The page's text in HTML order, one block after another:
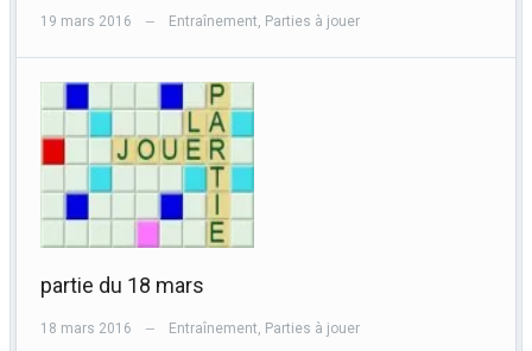
19 mars 2016 — Entraînement, Parties à jouer
partie du 18 mars
18 mars 2016 — Entraînement, Parties à jouer